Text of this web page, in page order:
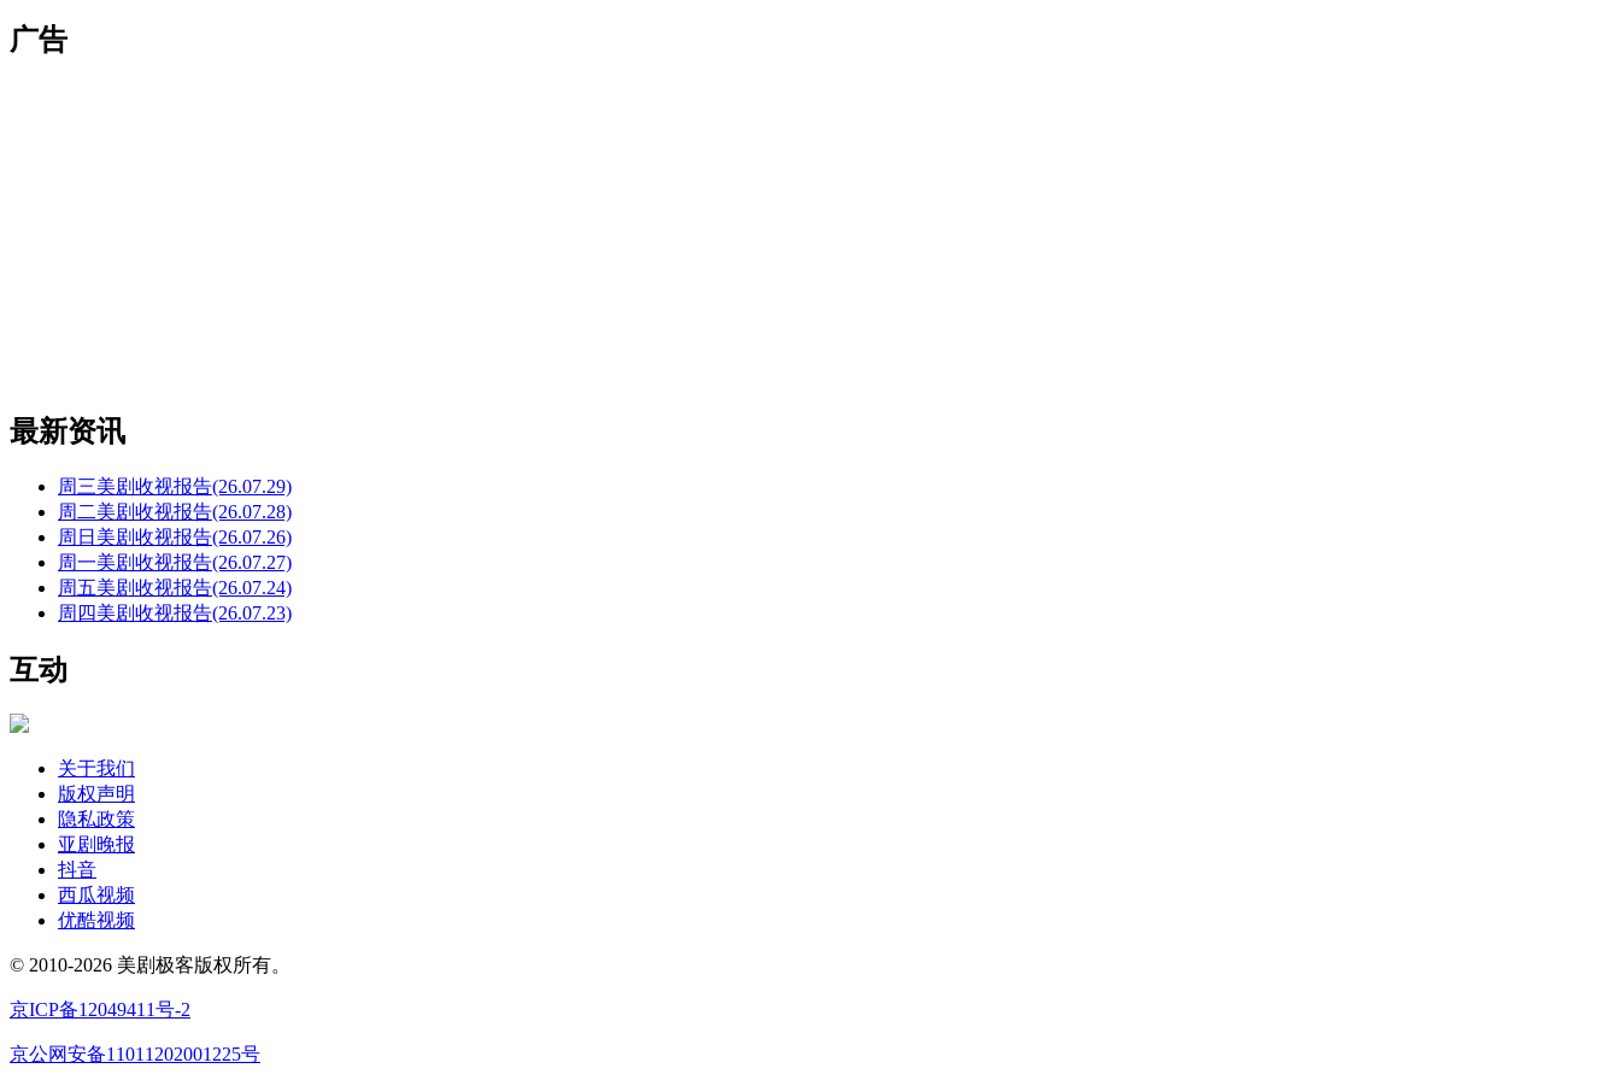
广告
最新资讯
周三美剧收视报告(26.07.29)
周二美剧收视报告(26.07.28)
周日美剧收视报告(26.07.26)
周一美剧收视报告(26.07.27)
周五美剧收视报告(26.07.24)
周四美剧收视报告(26.07.23)
互动
关于我们
版权声明
隐私政策
亚剧晚报
抖音
西瓜视频
优酷视频
© 2010-2026 美剧极客版权所有。
京ICP备12049411号-2
京公网安备11011202001225号